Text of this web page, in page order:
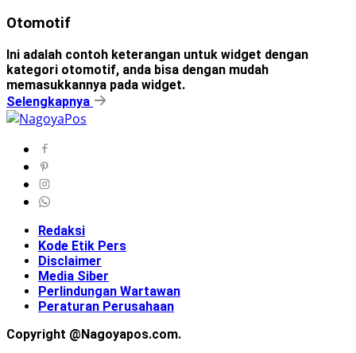
Otomotif
Ini adalah contoh keterangan untuk widget dengan
kategori otomotif, anda bisa dengan mudah
memasukkannya pada widget.
Selengkapnya
Redaksi
Kode Etik Pers
Disclaimer
Media Siber
Perlindungan Wartawan
Peraturan Perusahaan
Copyright @Nagoyapos.com.